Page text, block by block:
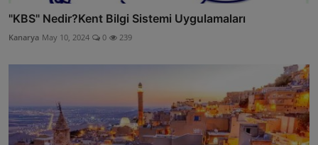
"KBS" Nedir?Kent Bilgi Sistemi Uygulamaları
Kanarya May 10, 2024 0 239